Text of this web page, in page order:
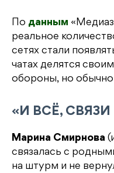
По данным
реальное
сетях стали
чатах делятся
обороны, но обычно
« И ВСЁ,
Марина Смирнова
связалась с
на штурм и не